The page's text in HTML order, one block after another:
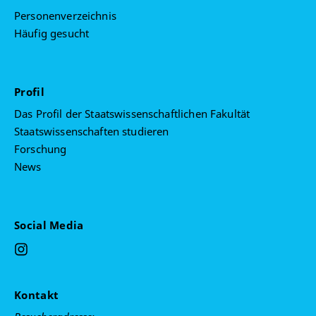
Lewandowski and professors Heleno Torres e
Pierpaolo Bottini, 2023.
Congresso na 4ª República
2022.
Constitucionalismo transformador: entre casas
de máquinas e a engenharia social judicial
authorship with Professor Diego Werneck, Direito e
authorship with Professors Caio Rodriguez and
Emenda Constitucional das "Diretas Já
authorship with Professor Diego Werneck, Revista
Personenverzeichnis
Häufig gesucht
Profil
Das Profil der Staatswissenschaftlichen Fakultät
Staatswissenschaften studieren
Forschung
News
Social Media
Kontakt